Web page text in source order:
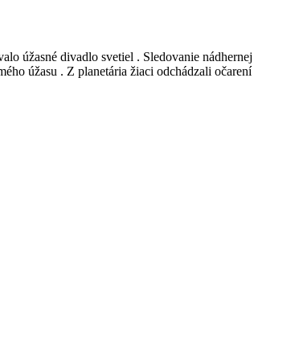
úžasné divadlo svetiel . Sledovanie nádhernej
úžasu . Z planetária žiaci odchádzali očarení